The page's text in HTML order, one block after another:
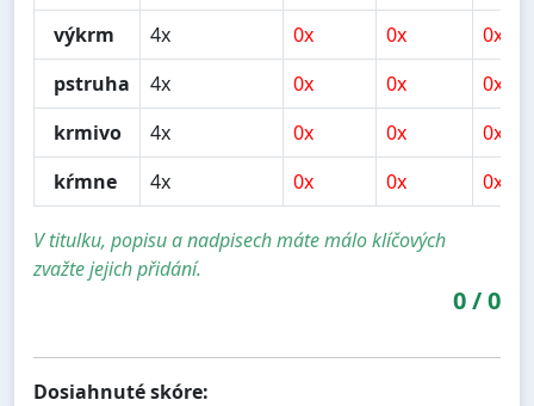
výkrm
4x 0x 0x
0x
pstruha
4x 0x 0x
0x
krmivo
4x 0x 0x
0x
kŕmne
4x 0x 0x 0x
V titulku, popisu a nadpisech máte málo klíčových
zvažte jejich přidání.
0/0
Dosiahnuté skóre: